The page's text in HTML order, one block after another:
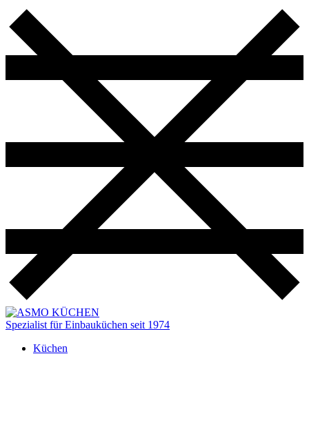
Spezialist für Einbauküchen seit 1974
Küchen